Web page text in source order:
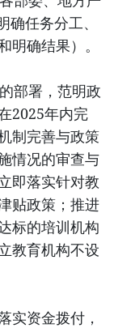
任务分工、
确结果）。
部署，范明政
2025年内完
制完善与政策
情况的审查与
即落实针对教
贴政策；推进
标的培训机构
教育机构不设
实资金拨付，